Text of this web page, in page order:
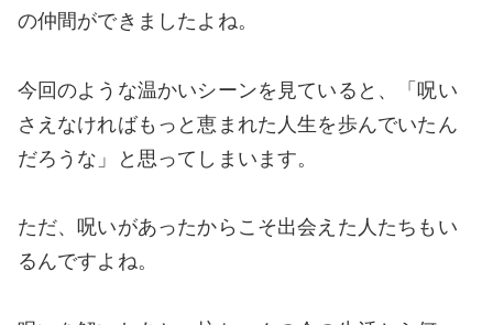
の仲間ができましたよね。
今回のような温かいシーンを見ていると、「呪い
さえなければもっと恵まれた人生を歩んでいたん
だろうな」と思ってしまいます。
ただ、呪いがあったからこそ出会えた人たちもい
るんですよね。